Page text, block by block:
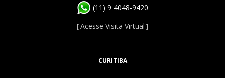
(11) 9 4048-9420
[Acesse Visita Virtual ]
CURITIBA